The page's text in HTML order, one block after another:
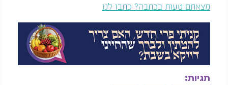
מצאתם טעות בכתבה? כתבו לנו
תגיות: